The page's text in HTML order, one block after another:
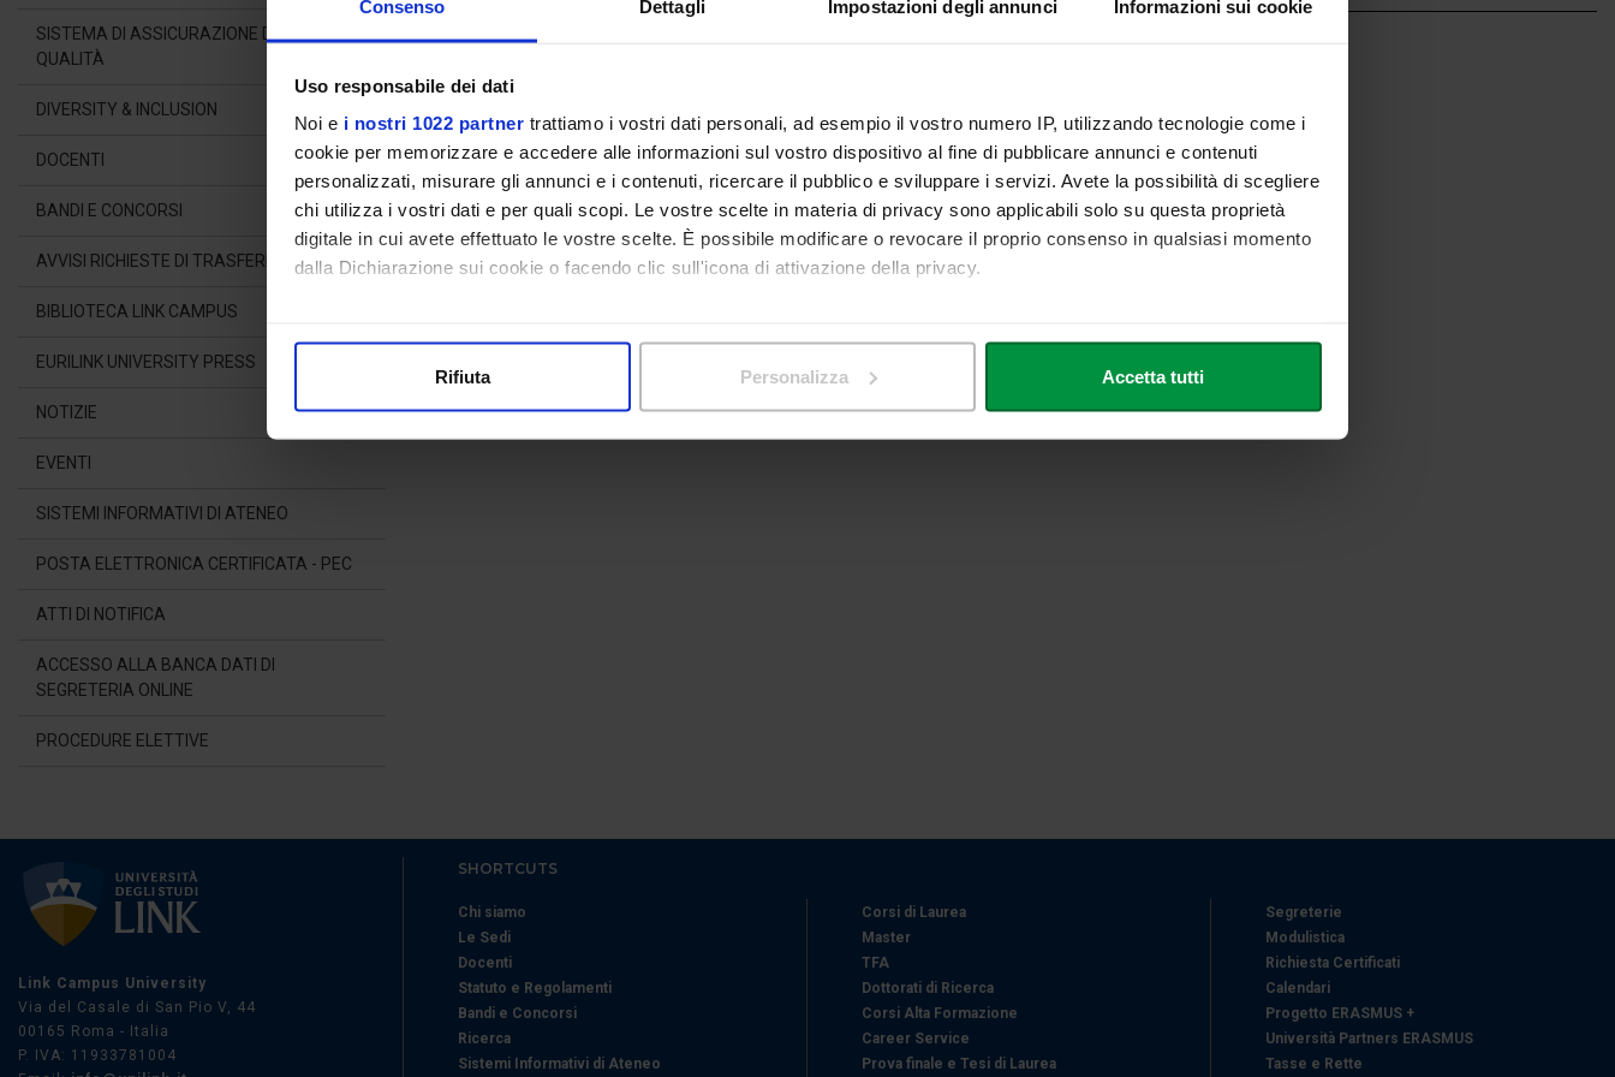
Consenso Dettagli Impostazioni degli annunci Informazioni sui cookie
Uso responsabile dei dati
Noi e i nostri 1022 partner trattiamo i vostri dati personali, ad esempio il vostro numero IP, utilizzando tecnologie come i
cookie per memorizzare e accedere alle informazioni sul vostro dispositivo al fine di pubblicare annunci e contenuti
personalizzati, misurare gli annunci e i contenuti, ricercare il pubblico e sviluppare i servizi. Avete la possibilità di scegliere
chi utilizza i vostri dati e per quali scopi. Le vostre scelte in materia di privacy sono applicabili solo su questa proprietà
digitale in cui avete effettuato le vostre scelte. È possibile modificare o revocare il proprio consenso in qualsiasi momento
dalla Dichiarazione sui cookie o facendo clic sull'icona di attivazione della privacy.
Identificare il tuo dispositivo, scansionandolo attivamente alla ricerca di caratteristiche specifiche (impronte digitali).
di analisi dei dati web, pubblicità e social media, i quali potrebbero combinarle con altre informazioni che ha fornito loro o
Rifiuta Personalizza Accetta tutti
SISTEMA DI ASSICURAZIONE DELLA
QUALITÀ
DIVERSITY & INCLUSION
DOCENTI
BANDI E CONCORSI
AVVISI RICHIESTE DI TRASFERIMENTO
BIBLIOTECA LINK CAMPUS
EURILINK UNIVERSITY PRESS
NOTIZIE
EVENTI
SISTEMI INFORMATIVI DI ATENEO
POSTA ELETTRONICA CERTIFICATA - PEC
ATTI DI NOTIFICA
ACCESSO ALLA BANCA DATI DI
SEGRETERIA ONLINE
PROCEDURE ELETTIVE
Link Campus University
Via del Casale di San Pio V, 44
00165 Roma - Italia
P. IVA: 11933781004
SHORTCUTS
Chi siamo
Le Sedi
Docenti
Statuto e Regolamenti
Bandi e Concorsi
Ricerca
Sistemi Informativi di Ateneo
Corsi di Laurea
Master
TFA
Dottorati di Ricerca
Corsi Alta Formazione
Career Service
Prova finale e Tesi di Laurea
Segreterie
Modulistica
Richiesta Certificati
Calendari
Progetto ERASMUS +
Università Partners ERASMUS
Tasse e Rette